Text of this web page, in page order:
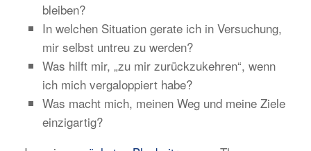
bleiben?
In welchen Situation gerate ich in Versuchung,
mir selbst untreu zu werden?
Was hilft mir, „zu mir zurückzukehren“, wenn
ich mich vergaloppiert habe?
Was macht mich, meinen Weg und meine Ziele
einzigartig?